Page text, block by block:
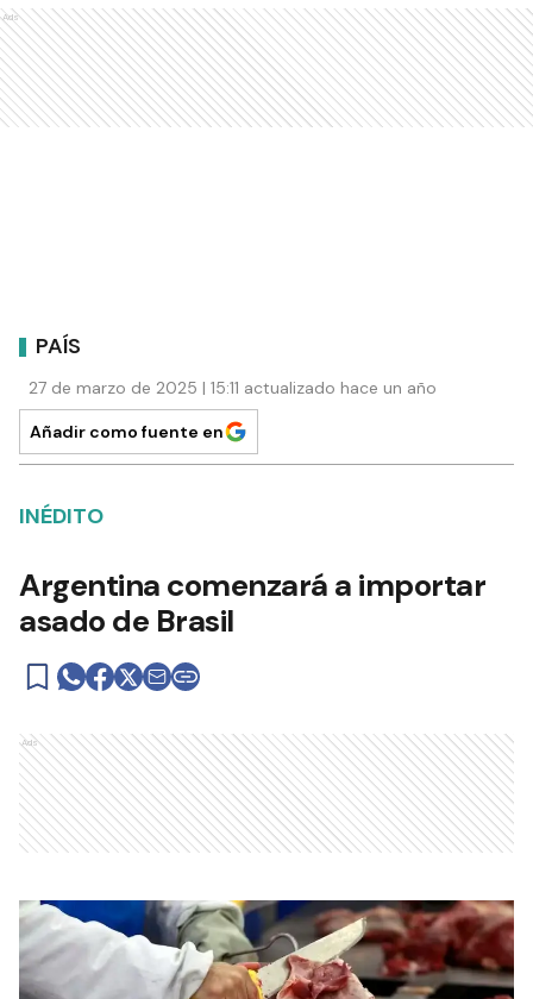
Ads
PAÍS
27 de marzo de 2025 | 15:11 actualizado hace un año
Añadir como fuente en
INÉDITO
Argentina comenzará a importar
asado de Brasil
Ads